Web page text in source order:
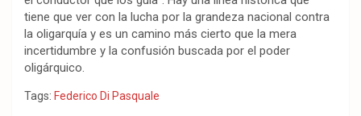
tiene que ver con la lucha por la grandeza nacional contra
la oligarquía y es un camino más cierto que la mera
incertidumbre y la confusión buscada por el poder
oligárquico.
Tags: Federico Di Pasquale